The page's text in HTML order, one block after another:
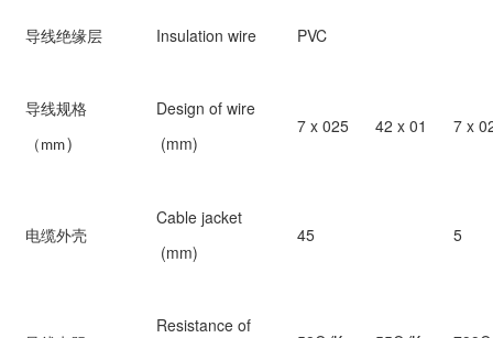
导线绝缘层 Insulation wire PVC
导线规格
（ mm）
Design of wire
(mm)
7 x 025 42 x 01 7 x
电缆外壳
Cable jacket
(mm)
45 5
Resistance of